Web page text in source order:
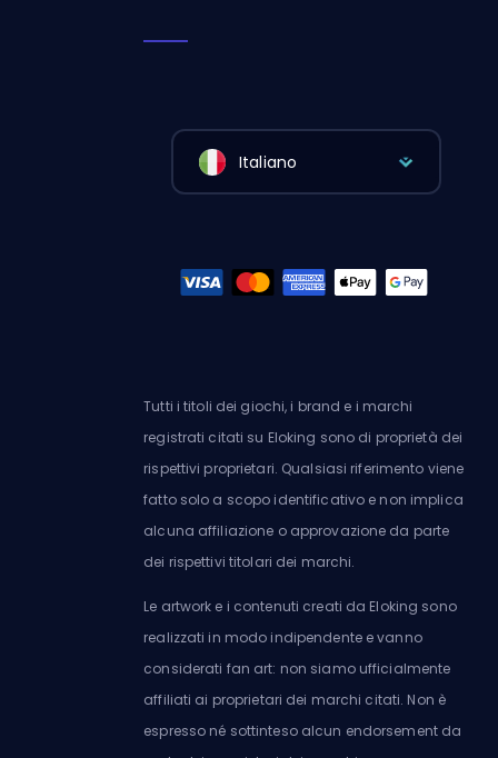
Italiano
Tutti i titoli dei giochi, i brand e i marchi
registrati citati su Eloking sono di proprietà dei
rispettivi proprietari. Qualsiasi riferimento viene
fatto solo a scopo identificativo e non implica
alcuna affiliazione o approvazione da parte
dei rispettivi titolari dei marchi.
Le artwork e i contenuti creati da Eloking sono
realizzati in modo indipendente e vanno
considerati fan art: non siamo ufficialmente
affiliati ai proprietari dei marchi citati. Non è
espresso né sottinteso alcun endorsement da